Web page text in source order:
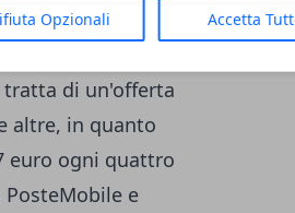
Opzionali Accetta
l'attivazione. A
Gratis, più
tratta di un'offerta
altre, in quanto
euro ogni quattro
e